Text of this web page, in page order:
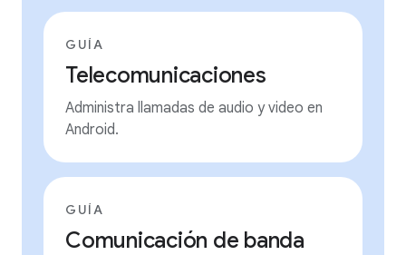
GUÍA
Telecomunicaciones
Administra llamadas de audio y video en
Android.
GUÍA
Comunicación de banda